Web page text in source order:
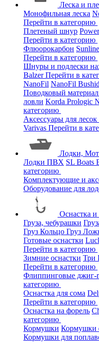
Леска и
Монофильная леска
Перейти в категорию
Плетеный шнур
Перейти в категорию
Флюорокарбон Sunline
Перейти в категорию
Шнуры и подлески
BalzerПерейти в
NanoFil NanoFil
Поводковый
ловли Korda Prologic
категорию
Аксессуары для
Varivas Перейти в
Лодки,
Лодки ПВХ SL Boats
категорию
Комплектующие и
Оборудование для
Оснастка
Груза, чебурашки
Груз Кольцо Груз
Готовые оснастки
Перейти в категорию
Зимние оснастки Три
Перейти в категорию
Флиппинговые джиг-
категорию
Оснастка для сома
Перейти в категорию
Оснастка на форель
категорию
Кормушки Кормушки
Кормушки для